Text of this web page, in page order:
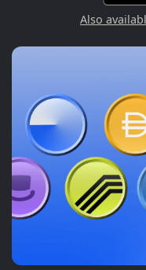
Also